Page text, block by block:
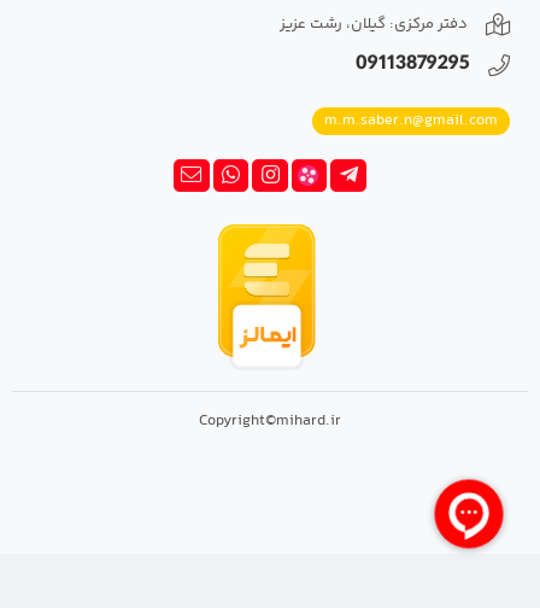
دفتر مرکزی: گیلان، رشت عزیز
09113879295
m.m.saber.n@gmail.com
Copyright©mihard.ir